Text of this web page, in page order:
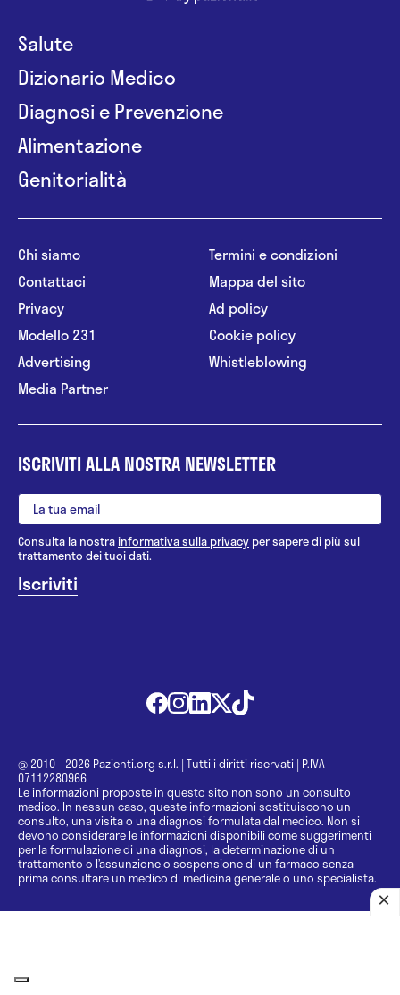
Salute
Dizionario Medico
Diagnosi e Prevenzione
Alimentazione
Genitorialità
Chi siamo
Contattaci
Privacy
Modello 231
Advertising
Media Partner
Termini e condizioni
Mappa del sito
Ad policy
Cookie policy
Whistleblowing
ISCRIVITI ALLA NOSTRA NEWSLETTER
Consulta la nostrainformativa sulla privacy per sapere di più sul
trattamento dei tuoi dati.
@ 2010 - 2026 Pazienti.org s.r.l. | Tutti i diritti riservati | P.IVA
07112280966
Le informazioni proposte in questo sito non sono un consulto
medico. In nessun caso, queste informazioni sostituiscono un
consulto, una visita o una diagnosi formulata dal medico. Non si
devono considerare le informazioni disponibili come suggerimenti
per la formulazione di una diagnosi, la determinazione di un
trattamento o l’assunzione o sospensione di un farmaco senza
prima consultare un medico di medicina generale o uno specialista.